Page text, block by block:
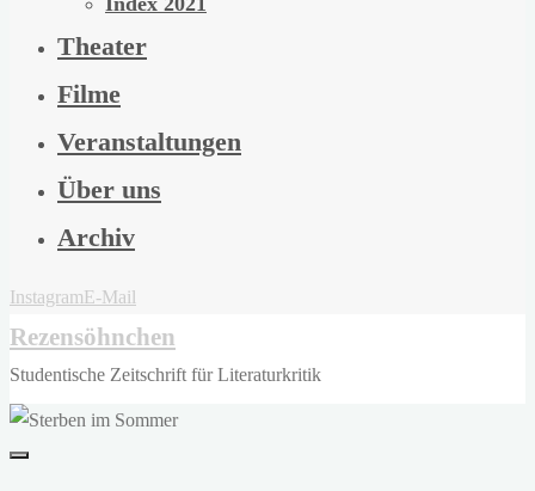
Theater
Filme
Veranstaltungen
Über uns
Archiv
InstagramE-Mail
Rezensöhnchen
Studentische Zeitschrift für Literaturkritik